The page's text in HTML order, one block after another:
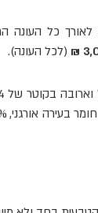
כל העונה
(לכל העונה).